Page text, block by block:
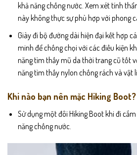
khả năng chống nước. Xem xét tính
này không thực sự phù hợp với phong
Giày đi bộ đường dài hiện đại kết hợp
minh để chống chọi với các điều kiện
năng tìm thấy mũ da thời trang cũ tốt
năng tìm thấy nylon chống rách và vật
Khi nào bạn nên mặc Hiking Boot?
Sử dụng một đôi Hiking Boot khi đi
năng chống nước.